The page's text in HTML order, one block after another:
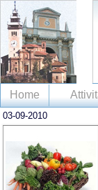
Home
03-09-2010